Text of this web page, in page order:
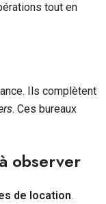
tout en
Ils complètent
. Ces bureaux
observer
de location.